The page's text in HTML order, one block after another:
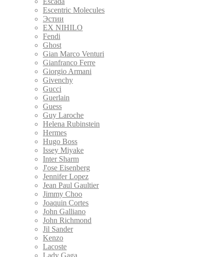
Escentric Molecules
Эстии
EX NIHILO
Fendi
Ghost
Gian Marco Venturi
Gianfranco Ferre
Giorgio Armani
Givenchy
Gucci
Guerlain
Guess
Guy Laroche
Helena Rubinstein
Hermes
Hugo Boss
Issey Miyake
Inter Sharm
J'ose Eisenberg
Jennifer Lopez
Jean Paul Gaultier
Jimmy Choo
Joaquin Cortes
John Galliano
John Richmond
Jil Sander
Kenzo
Lacoste
Lady Gaga